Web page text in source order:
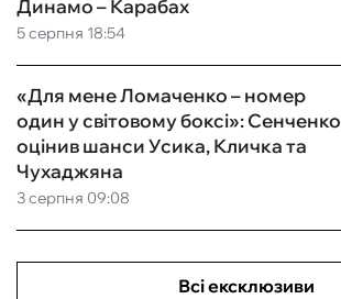
5 серпня 18:54
Динамо – Карабах
3 серпня 09:08
«Для мене Ломаченко – номер
один у світовому боксі»: Сенченко
оцінив шанси Усика, Кличка та
Чухаджяна
Всі ексклюзиви